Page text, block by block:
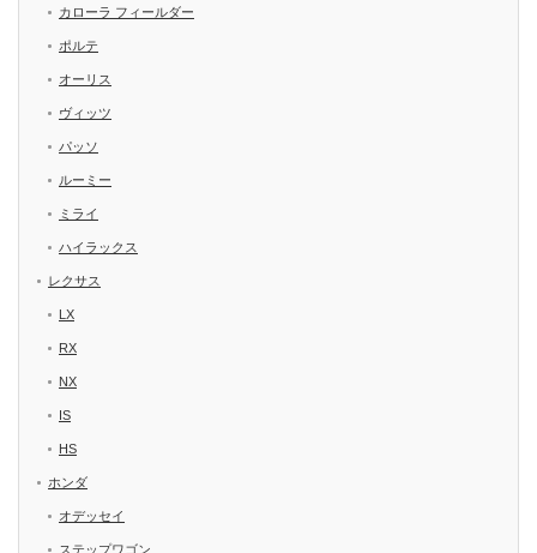
カローラ フィールダー
ポルテ
オーリス
ヴィッツ
パッソ
ルーミー
ミライ
ハイラックス
レクサス
LX
RX
NX
IS
HS
ホンダ
オデッセイ
ステップワゴン